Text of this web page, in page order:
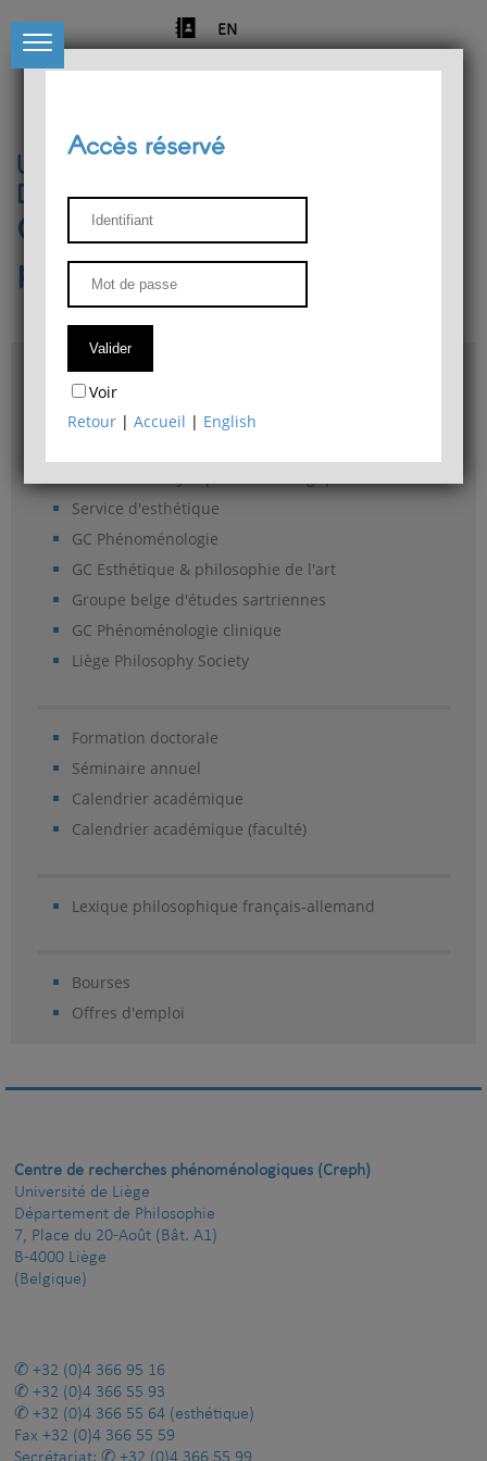
EN
Université de Liège
Département de philosophie
Centre de recherches
phénoménologiques
Accès & plans
Bibliothèque du Département de philosophie
Service d'esthétique
GC Phénoménologie
GC Esthétique & philosophie de l'art
Groupe belge d'études sartriennes
GC Phénoménologie clinique
Liège Philosophy Society
Formation doctorale
Séminaire annuel
Calendrier académique
Calendrier académique (faculté)
Lexique philosophique français-allemand
Bourses
Offres d'emploi
Accès réservé
Voir
Retour |Accueil | English
Centre de recherches phénoménologiques (Creph)
Université de Liège
Département de Philosophie
7, Place du 20-Août (Bât. A1)
B-4000 Liège
(Belgique)
+32 (0)4 366 95 16
+32 (0)4 366 55 93
+32 (0)4 366 55 64 (esthétique)
Fax +32 (0)4 366 55 59